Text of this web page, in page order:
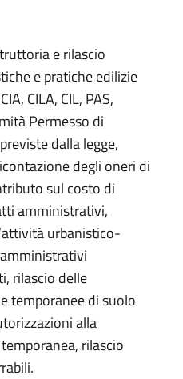
e rilascio
e pratiche edilizie
CILA, CIL, PAS,
Permesso di
dalla legge,
degli oneri di
sul costo di
amministrativi,
urbanistico-
rilascio delle
temporanee di suolo
alla
rilascio